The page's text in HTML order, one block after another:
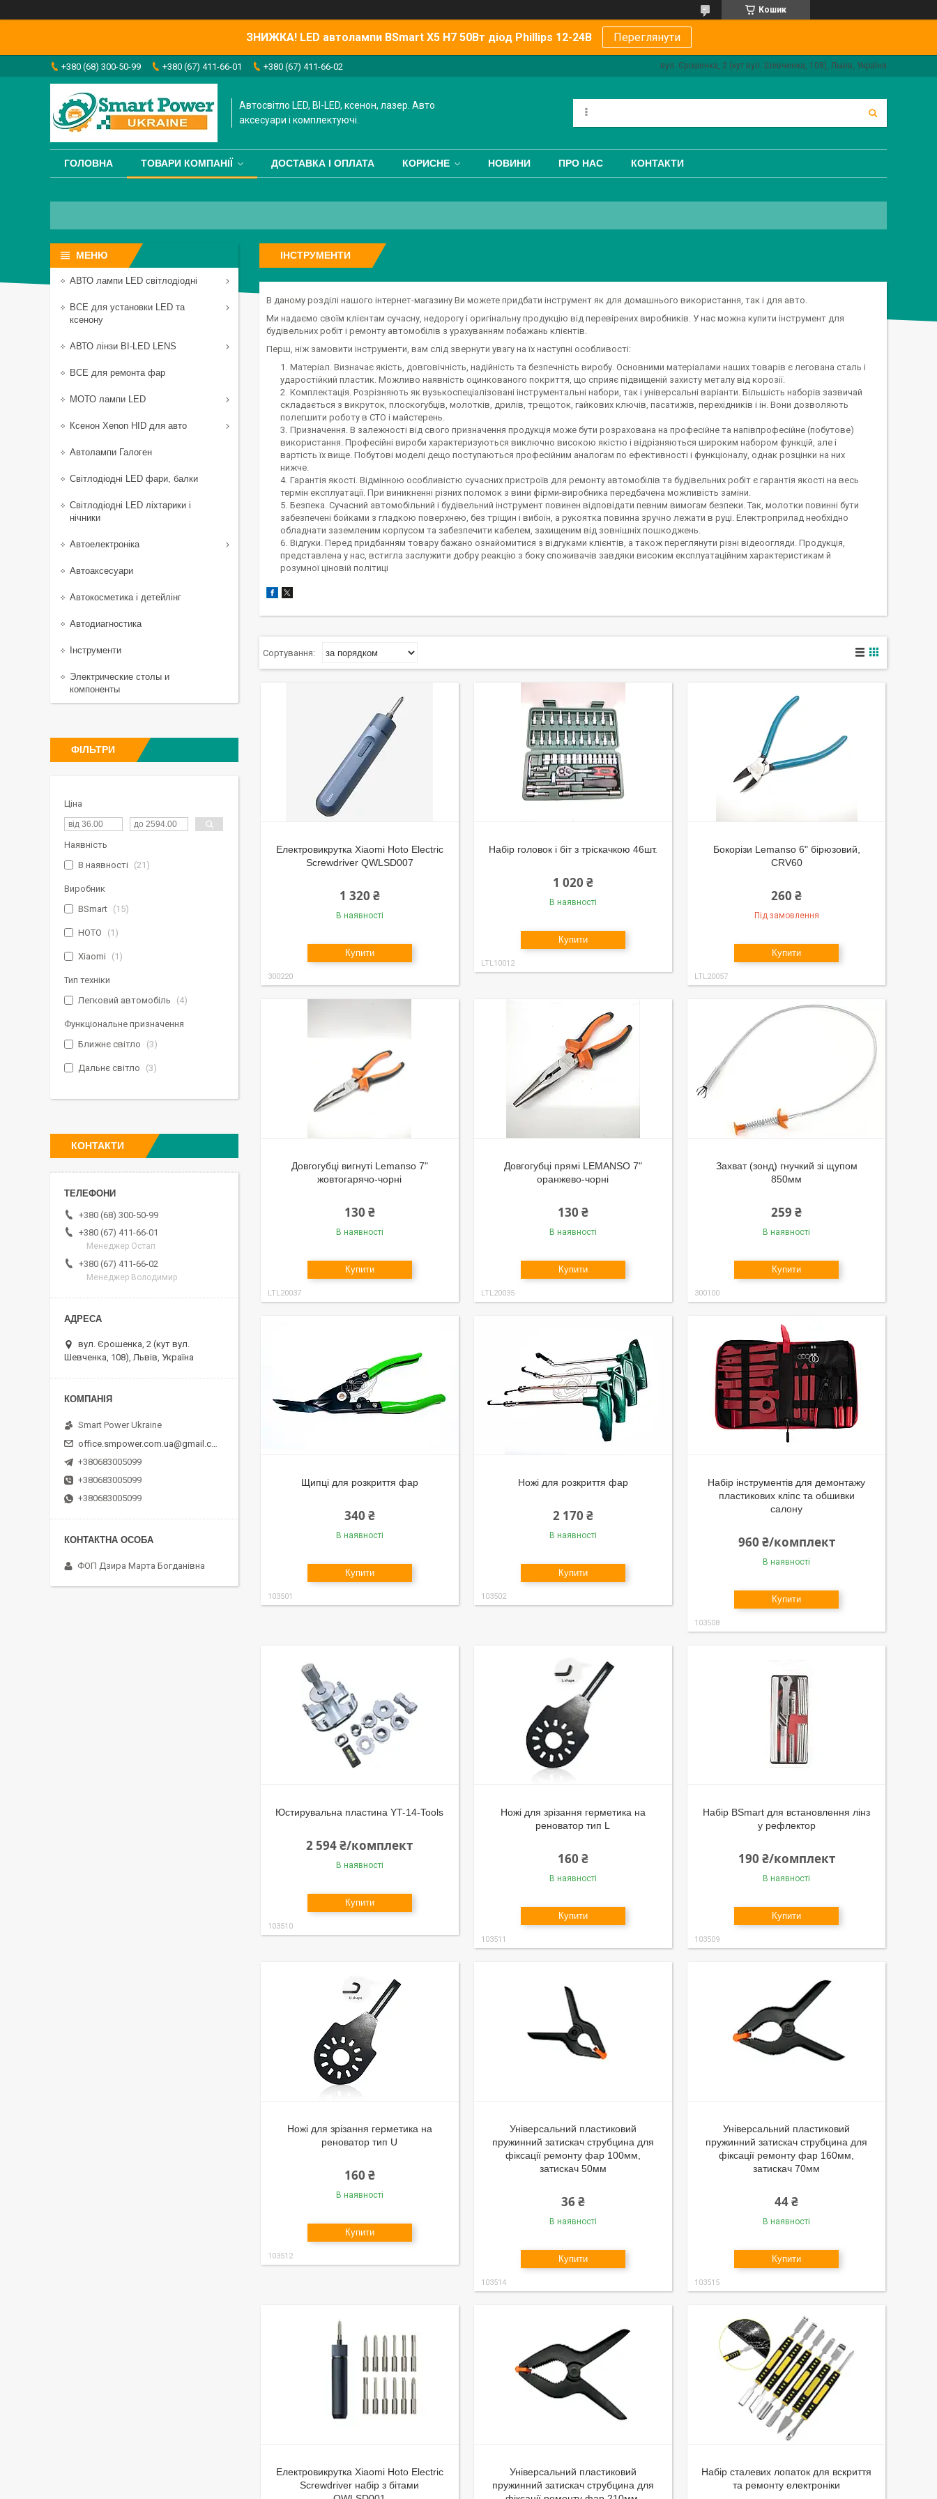
Кошик
ЗНИЖКА! LED автолампи BSmart X5 H7 50Вт діод Phillips 12-24В Переглянути
+380 (68) 300-50-99 +380 (67) 411-66-01 +380 (67) 411-66-02 вул. Єрошенка, 2 (кут вул. Шевченка, 108), Львів, Україна
Автосвітло LED, BI-LED, ксенон, лазер. Авто
аксесуари і комплектуючі.
ГОЛОВНА ТОВАРИ КОМПАНІЇ ДОСТАВКА І ОПЛАТА КОРИСНЕ НОВИНИ ПРО НАС КОНТАКТИ
ІНСТРУМЕНТИ
В даному розділі нашого інтернет-магазину Ви можете придбати інструмент як для домашнього використання, так і для авто.
Ми надаємо своїм клієнтам сучасну, недорогу і оригінальну продукцію від перевірених виробників. У нас можна купити інструмент для
будівельних робіт і ремонту автомобілів з урахуванням побажань клієнтів.
Перш, ніж замовити інструменти, вам слід звернути увагу на їх наступні особливості:
Матеріал. Визначає якість, довговічність, надійність та безпечність виробу. Основними матеріалами наших товарів є легована сталь і
ударостійкий пластик. Можливо наявність оцинкованого покриття, що сприяє підвищеній захисту металу від корозії.
Комплектація. Розрізняють як вузькоспеціалізовані інструментальні набори, так і універсальні варіанти. Більшість наборів зазвичай
складається з викруток, плоскогубців, молотків, дрилів, трещоток, гайкових ключів, пасатижів, перехідників і ін. Вони дозволяють
полегшити роботу в СТО і майстерень.
Призначення. В залежності від свого призначення продукція може бути розрахована на професійне та напівпрофесійне (побутове)
використання. Професійні вироби характеризуються виключно високою якістю і відрізняються широким набором функцій, але і
вартість їх вище. Побутові моделі дещо поступаються професійним аналогам по ефективності і функціоналу, однак розцінки на них
нижче.
Гарантія якості. Відмінною особливістю сучасних пристроїв для ремонту автомобілів та будівельних робіт є гарантія якості на весь
термін експлуатації. При виникненні різних поломок з вини фірми-виробника передбачена можливість заміни.
Безпека. Сучасний автомобільний і будівельний інструмент повинен відповідати певним вимогам безпеки. Так, молотки повинні бути
забезпечені бойками з гладкою поверхнею, без тріщин і вибоїн, а рукоятка повинна зручно лежати в руці. Електроприлад необхідно
обладнати заземленим корпусом та забезпечити кабелем, захищеним від зовнішніх пошкоджень.
Відгуки. Перед придбанням товару бажано ознайомитися з відгуками клієнтів, а також переглянути різні відеоогляди. Продукція,
представлена у нас, встигла заслужити добру реакцію з боку споживачів завдяки високим експлуатаційним характеристикам й
розумної ціновій політиці
Електровикрутка Xiaomi Hoto Electric
Screwdriver QWLSD007
1 320 ₴
В наявності
Купити
300220
Набір головок і біт з тріскачкою 46шт.
1 020 ₴
В наявності
Купити
LTL10012
Бокорізи Lemanso 6" бірюзовий,
CRV60
260 ₴
Під замовлення
Купити
LTL20057
Довгогубці вигнуті Lemanso 7"
жовтогарячо-чорні
130 ₴
В наявності
Купити
LTL20037
Довгогубці прямі LEMANSO 7"
оранжево-чорні
130 ₴
В наявності
Купити
LTL20035
Захват (зонд) гнучкий зі щупом
850мм
259 ₴
В наявності
Купити
300100
Щипці для розкриття фар
340 ₴
В наявності
Купити
103501
Ножі для розкриття фар
2 170 ₴
В наявності
Купити
103502
Набір інструментів для демонтажу
пластикових кліпс та обшивки
салону
960 ₴/комплект
В наявності
Купити
103508
Юстирувальна пластина YT-14-Tools
2 594 ₴/комплект
В наявності
Купити
103510
Ножі для зрізання герметика на
реноватор тип L
160 ₴
В наявності
Купити
103511
Набір BSmart для встановлення лінз
у рефлектор
190 ₴/комплект
В наявності
Купити
103509
Ножі для зрізання герметика на
реноватор тип U
160 ₴
В наявності
Купити
103512
Універсальний пластиковий
пружинний затискач струбцина для
фіксації ремонту фар 100мм,
затискач 50мм
36 ₴
В наявності
Купити
103514
Універсальний пластиковий
пружинний затискач струбцина для
фіксації ремонту фар 160мм,
затискач 70мм
44 ₴
В наявності
Купити
103515
Електровикрутка Xiaomi Hoto Electric
Screwdriver набір з бітами
Універсальний пластиковий
пружинний затискач струбцина для
Набір сталевих лопаток для вскриття
та ремонту електроніки
АВТО лампи LED світлодіодні
ВСЕ для установки LED та
ксенону
АВТО лінзи BI-LED LENS
ВСЕ для ремонта фар
МОТО лампи LED
Ксенон Xenon HID для авто
Автолампи Галоген
Світлодіодні LED фари, балки
Світлодіодні LED ліхтарики і
нічники
Автоелектроніка
Автоаксесуари
Автокосметика і детейлінг
Автодиагностика
Інструменти
Электрические столы и
компоненты
ФІЛЬТРИ
Ціна
Наявність
В наявності
21
Виробник
BSmart
15
HOTO 1
Xiaomi 1
Тип техніки
Легковий автомобіль
4
Функціональне призначення
Ближнє світло
3
Дальнє світло 3
КОНТАКТИ
+380 (68) 300-50-99
+380 (67) 411-66-01
Менеджер Остап
+380 (67) 411-66-02
Менеджер Володимир
вул. Єрошенка, 2 (кут вул.
Шевченка, 108), Львів, Україна
Smart Power Ukraine
+380683005099
+380683005099
+380683005099
ФОП Дзира Марта Богданівна